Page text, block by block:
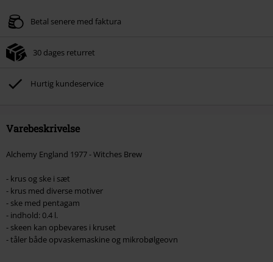
Gælder indtil kl 09-08-2026
Efter du har indtastet koden, fratrækkes rabatten automatisk ved
Kan ikke kombineres med andre Salgsfremmende koder. Undtaget fra
Betal senere med faktura
30 dages returret
Hurtig kundeservice
Varebeskrivelse
Alchemy England 1977 - Witches Brew
- krus og ske i sæt
- krus med diverse motiver
- ske med pentagam
- indhold: 0.4 l.
- skeen kan opbevares i kruset
- tåler både opvaskemaskine og mikrobølgeovn